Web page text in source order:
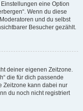
eine Option
Wenn du diese
und du selbst
Besucher gezählt.
deiner eigenen Zeitzone.
die für dich passende
Zeitzone kann dabei nur
du noch nicht registriert